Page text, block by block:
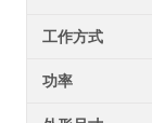
工作方式
功率